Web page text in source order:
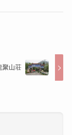
聚山荘